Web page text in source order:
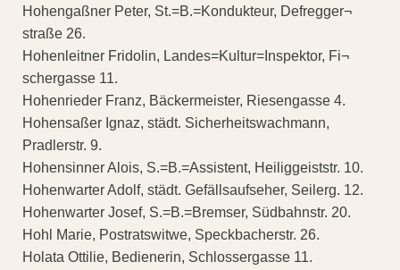
Hohengaßner Peter, St.=B.=Kondukteur, Defregger¬
straße 26.
Hohenleitner Fridolin, Landes=Kultur=Inspektor, Fi¬
schergasse 11.
Hohenrieder Franz, Bäckermeister, Riesengasse 4.
Hohensaßer Ignaz, städt. Sicherheitswachmann,
Pradlerstr. 9.
Hohensinner Alois, S.=B.=Assistent, Heiliggeiststr. 10.
Hohenwarter Adolf, städt. Gefällsaufseher, Seilerg. 12.
Hohenwarter Josef, S.=B.=Bremser, Südbahnstr. 20.
Hohl Marie, Postratswitwe, Speckbacherstr. 26.
Holata Ottilie, Bedienerin, Schlossergasse 11.